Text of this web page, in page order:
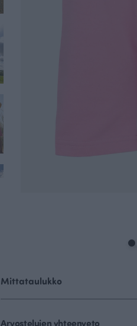
Mittataulukko
Arvostelujen yhteenveto